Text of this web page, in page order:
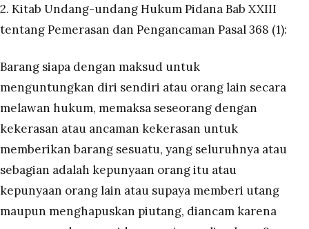
2. Kitab Undang-undang Hukum Pidana Bab XXIII
tentang Pemerasan dan Pengancaman Pasal 368 (1):
Barang siapa dengan maksud untuk
menguntungkan diri sendiri atau orang lain secara
melawan hukum, memaksa seseorang dengan
kekerasan atau ancaman kekerasan untuk
memberikan barang sesuatu, yang seluruhnya atau
sebagian adalah kepunyaan orang itu atau
kepunyaan orang lain atau supaya memberi utang
maupun menghapuskan piutang, diancam karena